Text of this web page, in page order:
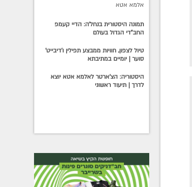
אלמא אטא
תמונה היסטורית בנחל'ה: הדיי קעמפ
החב"די הגדול בעולם
טיול לצפון, חוויות ממבצע תפילין ו'דיבייט'
סוער | יומיים במתיבתא
היסטוריה: הצ'ארטר לאלמא אטא יוצא
לדרך | תיעוד ראשוני